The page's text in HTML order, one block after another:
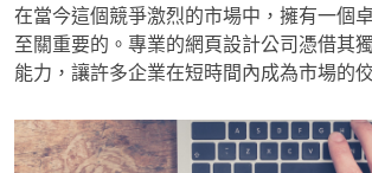
在當今這個競爭激烈的市場中，擁有一個
至關重要的。專業的網頁設計公司憑借其
能力，讓許多企業在短時間內成為市場的
將探討這些設計公司的獨門絕招，讓您的
而出。